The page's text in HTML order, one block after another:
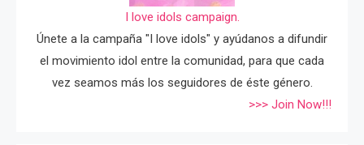
I love idols campaign.
Únete a la campaña "I love idols" y ayúdanos a difundir
el movimiento idol entre la comunidad, para que cada
vez seamos más los seguidores de éste género.
>>> Join Now!!!